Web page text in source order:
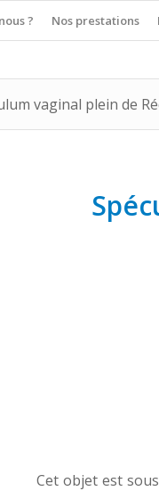
? Nos prestations
vaginal plein de
Cet objet est